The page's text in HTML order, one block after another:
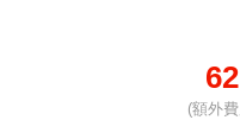
(額外